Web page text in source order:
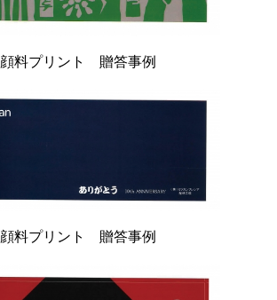
顔料プリント 贈答事例
顔料プリント 贈答事例